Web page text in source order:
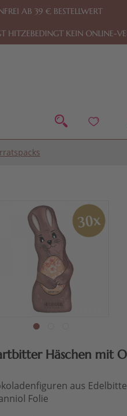
springen Zum Footer
AB 39 € BESTELLWERT
HITZEBEDINGT KEIN ONLINE-
Häschen mit
aus
Folie